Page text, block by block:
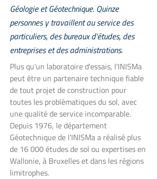
Géologie et Géotechnique. Quinze
personnes y travaillent au service des
particuliers, des bureaux d'études, des
entreprises et des administrations.
Plus qu'un laboratoire d'essais, l'INISMa
peut être un partenaire technique fiable
de tout projet de construction pour
toutes les problématiques du sol, avec
une qualité de service incomparable.
Depuis 1976, le département
Géotechnique de l'INISMa a réalisé plus
de 16 000 études de sol ou expertises en
Wallonie, à Bruxelles et dans les régions
limitrophes.